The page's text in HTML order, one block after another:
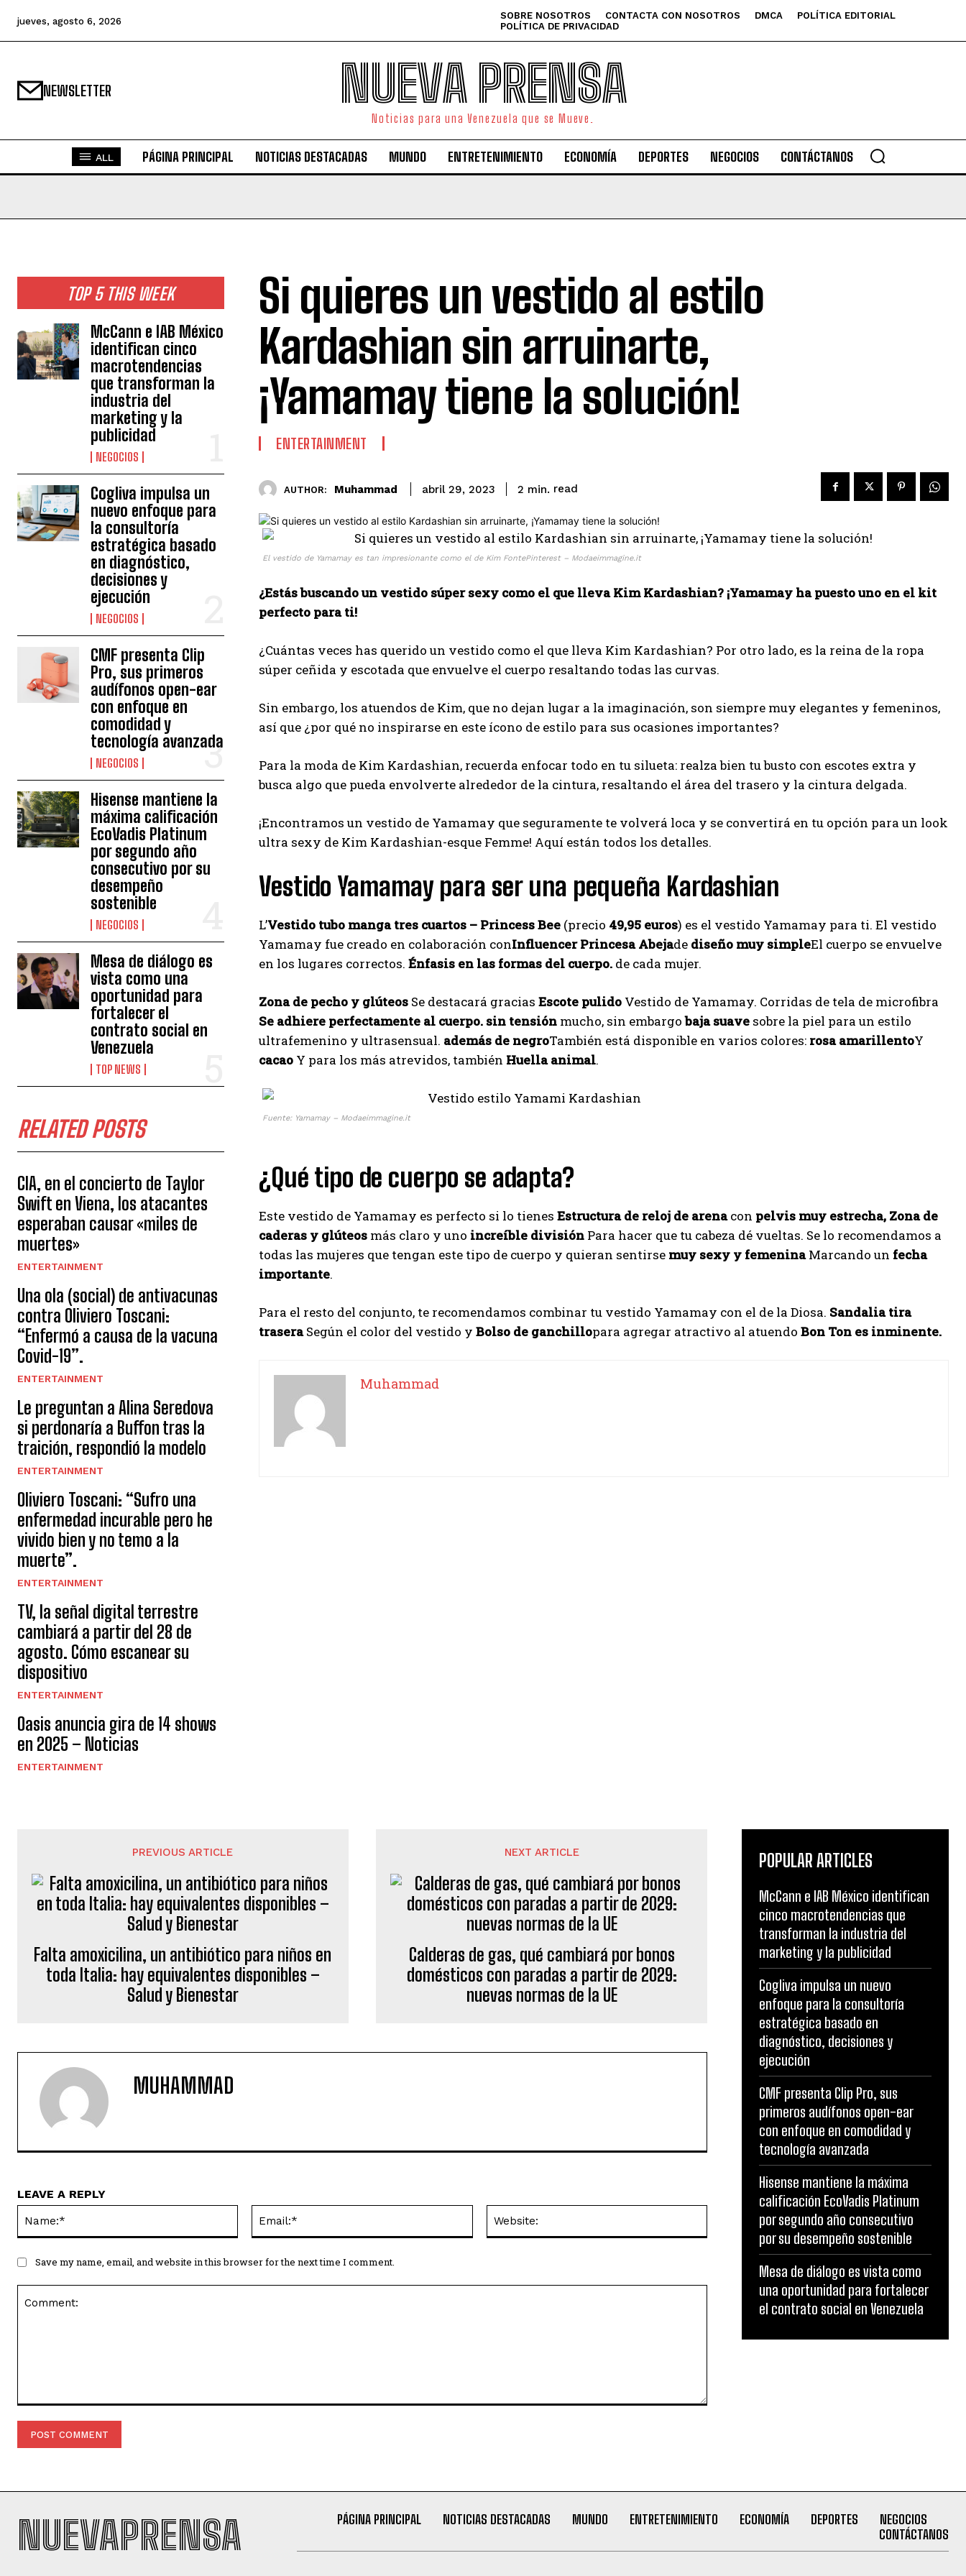
I WANT IN
I've read and accept thePrivacy Policy.
jueves, agosto 6, 2026 SOBRE NOSOTROS CONTACTA CON NOSOTROS DMCA
POLÍTICA EDITORIAL
POLÍTICA DE PRIVACIDAD
NEWSLETTER NUEVA PRENSA
Noticias para una Venezuela que se Mueve.
ALL PÁGINA PRINCIPAL NOTICIAS DESTACADAS MUNDO ENTRETENIMIENTO ECONOMÍA DEPORTES NEGOCIOS CONTÁCTANOS
TOP 5 THIS WEEK
McCann e IAB México
identifican cinco
macrotendencias
que transforman la
industria del
marketing y la
publicidad
NEGOCIOS
Cogliva impulsa un
nuevo enfoque para
la consultoría
estratégica basado
en diagnóstico,
decisiones y
ejecución
NEGOCIOS
CMF presenta Clip
Pro, sus primeros
audífonos open-ear
con enfoque en
comodidad y
tecnología avanzada
NEGOCIOS
Hisense mantiene la
máxima calificación
EcoVadis Platinum
por segundo año
consecutivo por su
desempeño
sostenible
NEGOCIOS
Mesa de diálogo es
vista como una
oportunidad para
fortalecer el
contrato social en
Venezuela
TOP NEWS
RELATED POSTS
CIA, en el concierto de Taylor
Swift en Viena, los atacantes
esperaban causar «miles de
muertes»
ENTERTAINMENT
Una ola (social) de antivacunas
contra Oliviero Toscani:
“Enfermó a causa de la vacuna
Covid-19”.
ENTERTAINMENT
Le preguntan a Alina Seredova
si perdonaría a Buffon tras la
traición, respondió la modelo
ENTERTAINMENT
Oliviero Toscani: “Sufro una
enfermedad incurable pero he
vivido bien y no temo a la
muerte”.
ENTERTAINMENT
TV, la señal digital terrestre
cambiará a partir del 28 de
agosto. Cómo escanear su
dispositivo
ENTERTAINMENT
Oasis anuncia gira de 14 shows
en 2025 – Noticias
ENTERTAINMENT
Si quieres un vestido al estilo
Kardashian sin arruinarte,
¡Yamamay tiene la solución!
ENTERTAINMENT
AUTHOR: Muhammad abril 29, 2023 2 min. read
El vestido de Yamamay es tan impresionante como el de Kim FontePinterest – Modaeimmagine.it
¿Estás buscando un vestido súper sexy como el que lleva Kim Kardashian? ¡Yamamay ha puesto uno en el kit
perfecto para ti!
¿Cuántas veces has querido un vestido como el que lleva Kim Kardashian? Por otro lado, es la reina de la ropa
súper ceñida y escotada que envuelve el cuerpo resaltando todas las curvas.
Sin embargo, los atuendos de Kim, que no dejan lugar a la imaginación, son siempre muy elegantes y femeninos,
así que ¿por qué no inspirarse en este ícono de estilo para sus ocasiones importantes?
Para la moda de Kim Kardashian, recuerda enfocar todo en tu silueta: realza bien tu busto con escotes extra y
busca algo que pueda envolverte alrededor de la cintura, resaltando el área del trasero y la cintura delgada.
¡Encontramos un vestido de Yamamay que seguramente te volverá loca y se convertirá en tu opción para un look
ultra sexy de Kim Kardashian-esque Femme! Aquí están todos los detalles.
Vestido Yamamay para ser una pequeña Kardashian
L’Vestido tubo manga tres cuartos – Princess Bee (precio 49,95 euros) es el vestido Yamamay para ti. El vestido
Yamamay fue creado en colaboración conInfluencer Princesa Abejade diseño muy simpleEl cuerpo se envuelve
en los lugares correctos. Énfasis en las formas del cuerpo. de cada mujer.
Zona de pecho y glúteos Se destacará gracias Escote pulido Vestido de Yamamay. Corridas de tela de microfibra
Se adhiere perfectamente al cuerpo. sin tensión mucho, sin embargobaja suave sobre la piel para un estilo
ultrafemenino y ultrasensual. además de negroTambién está disponible en varios colores: rosa amarillentoY
cacao Y para los más atrevidos, también Huella animal.
Fuente: Yamamay – Modaeimmagine.it
¿Qué tipo de cuerpo se adapta?
Este vestido de Yamamay es perfecto si lo tienes Estructura de reloj de arenacon pelvis muy estrecha, Zona de
caderas y glúteos más claro y uno increíble división Para hacer que tu cabeza dé vueltas. Se lo recomendamos a
todas las mujeres que tengan este tipo de cuerpo y quieran sentirse muy sexy y femeninaMarcando un fecha
importante.
Para el resto del conjunto, te recomendamos combinar tu vestido Yamamay con el de la Diosa. Sandalia tira
traseraSegún el color del vestido y Bolso de ganchillopara agregar atractivo al atuendo Bon Ton es inminente.
Muhammad
PREVIOUS ARTICLE
Falta amoxicilina, un antibiótico para niños en
toda Italia: hay equivalentes disponibles –
Salud y Bienestar
NEXT ARTICLE
Calderas de gas, qué cambiará por bonos
domésticos con paradas a partir de 2029:
nuevas normas de la UE
MUHAMMAD
LEAVE A REPLY
Save my name, email, and website in this browser for the next time I comment.
POPULAR ARTICLES
McCann e IAB México identifican
cinco macrotendencias que
transforman la industria del
marketing y la publicidad
Cogliva impulsa un nuevo
enfoque para la consultoría
estratégica basado en
diagnóstico, decisiones y
ejecución
CMF presenta Clip Pro, sus
primeros audífonos open-ear
con enfoque en comodidad y
tecnología avanzada
Hisense mantiene la máxima
calificación EcoVadis Platinum
por segundo año consecutivo
por su desempeño sostenible
Mesa de diálogo es vista como
una oportunidad para fortalecer
el contrato social en Venezuela
NUEVAPRENSA PÁGINA PRINCIPAL NOTICIAS DESTACADAS MUNDO ENTRETENIMIENTO ECONOMÍA DEPORTES
NEGOCIOS
CONTÁCTANOS